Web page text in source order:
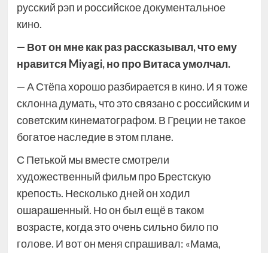
русский рэп и российское документальное
кино.
— Вот он мне как раз рассказывал, что ему
нравится Miyagi, но про Витаса умолчал.
— А Стёпа хорошо разбирается в кино. И я тоже
склонна думать, что это связано с российским и
советским кинематографом. В Греции не такое
богатое наследие в этом плане.
С Петькой мы вместе смотрели
художественный фильм про Брестскую
крепость. Несколько дней он ходил
ошарашенный. Но он был ещё в таком
возрасте, когда это очень сильно било по
голове. И вот он меня спрашивал: «Мама,